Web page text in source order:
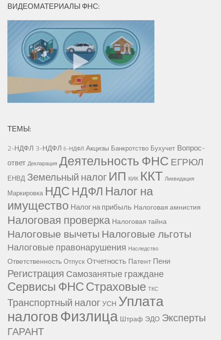
ВИДЕОМАТЕРИАЛЫ ФНС:
ТЕМЫ:
2-НДФЛ 3-НДФЛ 6-НДФЛ Акцизы Банкротство Бухучет Вопрос-
ответ Декларация Деятельность ФНС ЕГРЮЛ
ЕНВД Земельный налог ИП КИК ККТ Ликвидация
Маркировка НДС НДФЛ Налог на
имущество Налог на прибыль Налоговая амнистия
Налоговая проверка Налоговая тайна
Налоговые вычетыНалоговые льготы
Налоговые правонарушения Наследство
Ответственность Отпуск Отчетность Патент Пени
Регистрация Самозанятые граждане
Сервисы ФНССтраховые ТКС
Транспортный налогУСН Уплата
налоговФизлица Штраф ЭДО Эксперты
ГАРАНТ